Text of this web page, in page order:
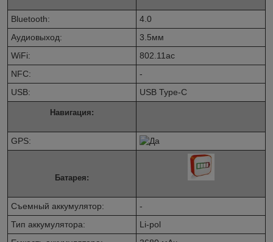
Bluetooth:
4.0
Аудиовыход:
3.5мм
WiFi:
802.11ас
NFC:
-
USB:
USB Type-C
Навигация:
GPS:
Батарея:
Съемный аккумулятор:
-
Тип аккумулятора:
Li-pol